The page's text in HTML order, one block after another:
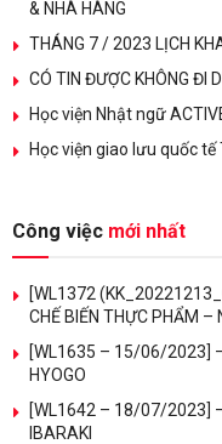
& NHÀ HÀNG
THÁNG 7 / 2023 LỊCH
CÓ TIN ĐƯỢC KHÔNG ĐI
Học viện Nhật ngữ
Học viện giao lưu quốc tế
Công việc mới nhất
[WL1372
CHẾ BIẾN THỰC PHẨM –
[WL1635 – 15/06/2023] –
HYOGO
[WL1642 – 18/07/2023] –
IBARAKI